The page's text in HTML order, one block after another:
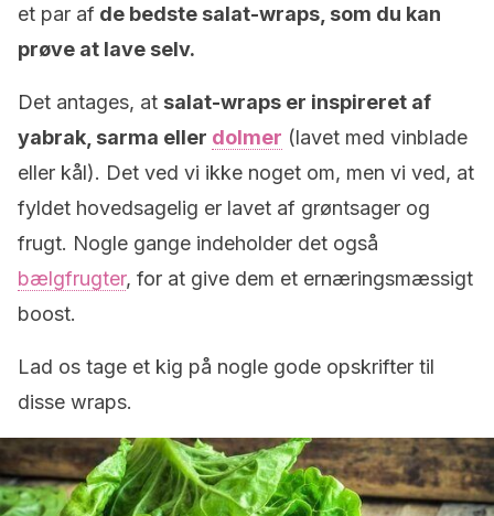
et par af de bedste salat-wraps, som du kan
prøve at lave selv.
Det antages, at salat-wraps er inspireret af
yabrak, sarma eller dolmer (lavet med vinblade
eller kål). Det ved vi ikke noget om, men vi ved, at
fyldet hovedsagelig er lavet af grøntsager og
frugt. Nogle gange indeholder det også
bælgfrugter, for at give dem et ernæringsmæssigt
boost.
Lad os tage et kig på nogle gode opskrifter til
disse wraps.